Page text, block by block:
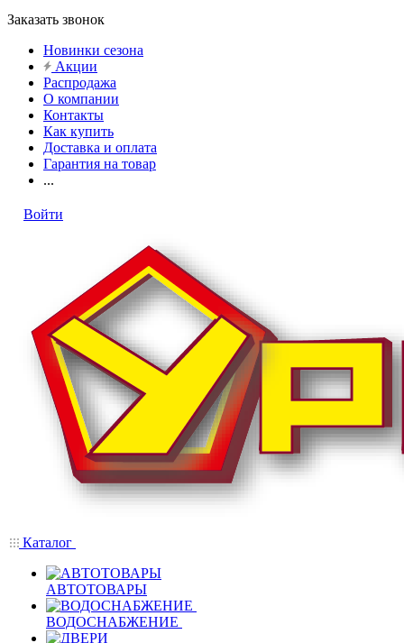
Заказать звонок
Новинки сезона
Акции
Распродажа
О компании
Контакты
Как купить
Доставка и оплата
Гарантия на товар
...
Войти
Каталог
АВТОТОВАРЫ
ВОДОСНАБЖЕНИЕ